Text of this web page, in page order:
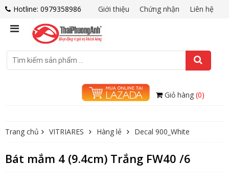
Hotline: 0979358986 Liên hệ
Chứng nhận
Giới thiệu
Giỏ hàng (0)
Trang chủ VITRIARES Hàng lẻ Decal 900_White
Bát mắm 4 (9.4cm) Trắng FW40 /6